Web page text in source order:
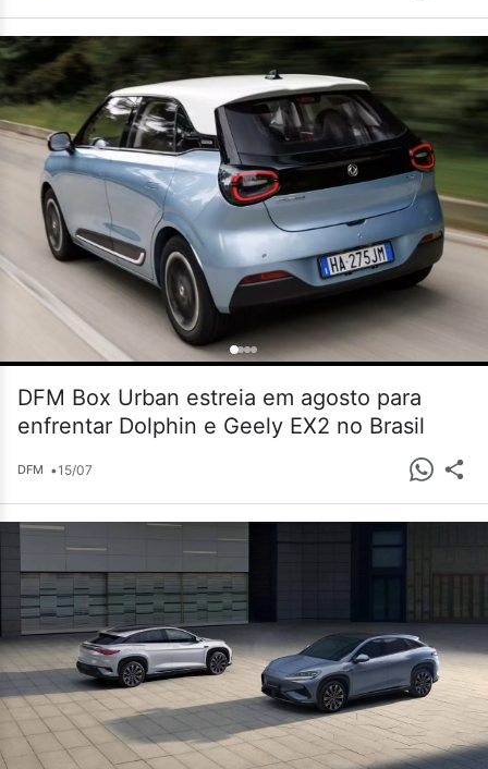
DFM Box Urban estreia em agosto para
enfrentar Dolphin e Geely EX2 no Brasil
DFM •15/07